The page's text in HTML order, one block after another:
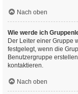
Nach oben
Wie werde ich
Der Leiter einer Gruppe
festgelegt, wenn die
Benutzergruppe
kontaktieren.
Nach oben